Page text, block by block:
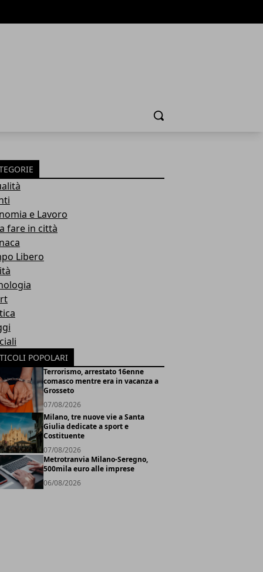
Cerca
e Lavoro
fare in città
Libero
POPOLARI
Terrorismo, arrestato 16enne
comasco mentre era in vacanza a
Grosseto
07/08/2026
Milano, tre nuove vie a Santa
Giulia dedicate a sport e
Costituente
07/08/2026
Metrotranvia Milano-Seregno,
500mila euro alle imprese
06/08/2026